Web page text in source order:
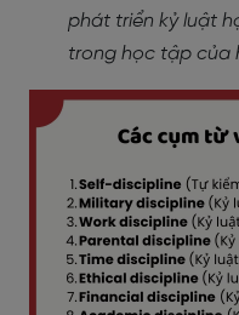
phát triển kỷ luật
trong học tập của